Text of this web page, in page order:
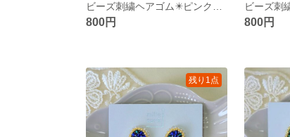
800円 800円
残り1点